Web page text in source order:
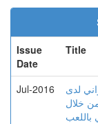
Issue
Date
Title
Jul-2016
لدى
خلال
باللعب